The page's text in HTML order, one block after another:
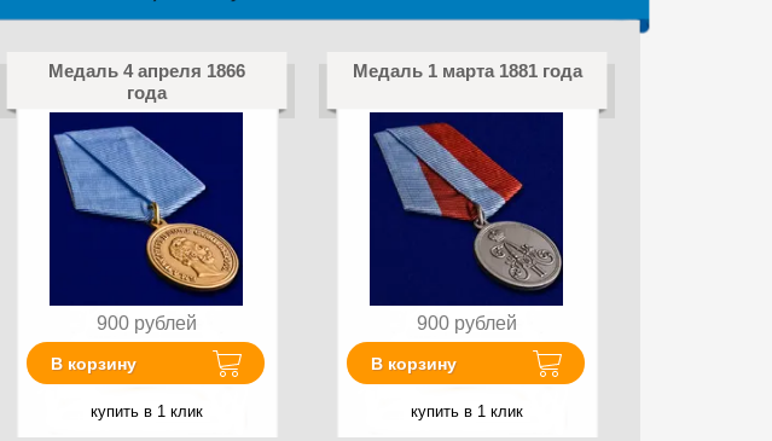
Медаль 4 апреля 1866
года
900 рублей
В корзину
купить в 1 клик
Медаль 1 марта 1881 года
900 рублей
В корзину
купить в 1 клик